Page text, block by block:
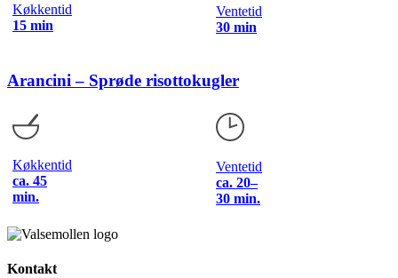
Køkkentid
15 min
Ventetid
30 min
Arancini – Sprøde risottokugler
Køkkentid
ca. 45
min.
Ventetid
ca. 20–
30 min.
Kontakt